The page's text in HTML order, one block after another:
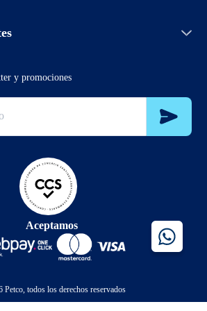
promociones
a 0:00hrs
y promociones
Aceptamos
Petco, todos los derechos reservados